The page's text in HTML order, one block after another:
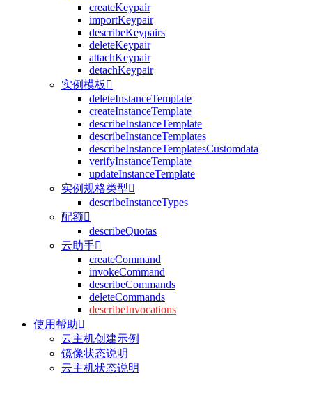
createKeypair
importKeypair
describeKeypairs
deleteKeypair
attachKeypair
detachKeypair
实例模板 
deleteInstanceTemplate
createInstanceTemplate
describeInstanceTemplate
describeInstanceTemplates
describeInstanceTemplatesCustomdata
verifyInstanceTemplate
updateInstanceTemplate
实例规格类型
describeInstanceTypes
配额
describeQuotas
云助手
createCommand
invokeCommand
describeCommands
deleteCommands
describeInvocations
使用帮助
云主机创建示例
镜像状态说明
云主机状态说明